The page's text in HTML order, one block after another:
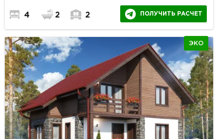
4 2 2 ПОЛУЧИТЬ РАСЧЕТ
ЭКО